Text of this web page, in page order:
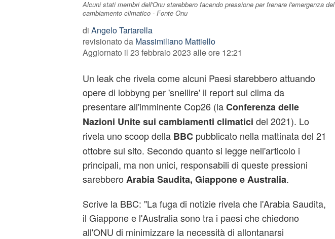
Alcuni stati membri dell'Onu starebbero facendo pressione per frenare l'emergenza del
cambiamento climatico - Fonte Onu
di Angelo Tartarella
revisionato da Massimiliano Mattiello
Aggiornato il 23 febbraio 2023 alle ore 12:21
Un leak che rivela come alcuni Paesi starebbero attuando
opere di lobbyng per 'snellire' il report sul clima da
presentare all'imminente Cop26 (laConferenza delle
Nazioni Unite sui cambiamenti climatici del 2021). Lo
rivela uno scoop della BBC pubblicato nella mattinata del 21
ottobre sul sito. Secondo quanto si legge nell'articolo i
principali, ma non unici, responsabili di queste pressioni
sarebbero Arabia Saudita, Giappone e Australia.
Scrive la BBC: "La fuga di notizie rivela che l'Arabia Saudita,
il Giappone e l'Australia sono tra i paesi che chiedono
all'ONU di minimizzare la necessità di allontanarsi